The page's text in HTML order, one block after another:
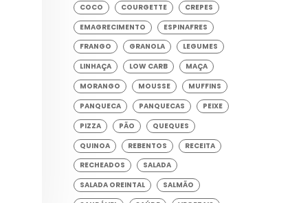
COCO
COURGETTE
CREPES
EMAGRECIMENTO
ESPINAFRES
FRANGO
GRANOLA
LEGUMES
LINHAÇA
LOW CARB
MAÇA
MORANGO
MOUSSE
MUFFINS
PANQUECA
PANQUECAS
PEIXE
PIZZA
PÃO
QUEQUES
QUINOA
REBENTOS
RECEITA
RECHEADOS
SALADA
SALADA OREINTAL
SALMÃO